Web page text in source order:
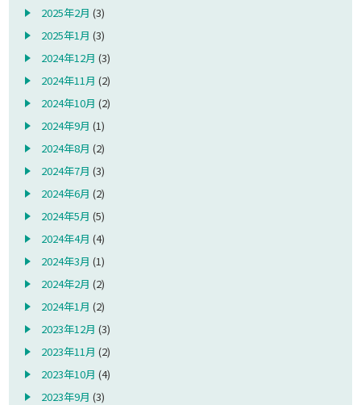
2025年2月 (3)
2025年1月 (3)
2024年12月 (3)
2024年11月 (2)
2024年10月 (2)
2024年9月 (1)
2024年8月 (2)
2024年7月 (3)
2024年6月 (2)
2024年5月 (5)
2024年4月 (4)
2024年3月 (1)
2024年2月 (2)
2024年1月 (2)
2023年12月 (3)
2023年11月 (2)
2023年10月 (4)
2023年9月 (3)